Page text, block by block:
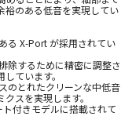
裕のある低音を実現してい
る X-Port が採用されてい
除するために精密に調整さ
ています。
のとれたクリーンな中低音
スを実現します。
付きモデルに搭載されて